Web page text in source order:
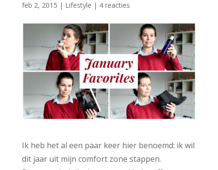
feb 2, 2015 | Lifestyle | 4 reacties
Ik heb het al een paar keer hier benoemd: ik wil
dit jaar uit mijn comfort zone stappen.